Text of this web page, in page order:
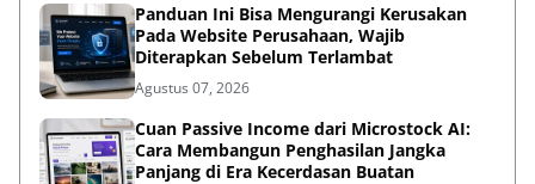
Panduan Ini Bisa Mengurangi Kerusakan
Pada Website Perusahaan, Wajib
Diterapkan Sebelum Terlambat
Agustus 07, 2026
Cuan Passive Income dari Microstock AI:
Cara Membangun Penghasilan Jangka
Panjang di Era Kecerdasan Buatan